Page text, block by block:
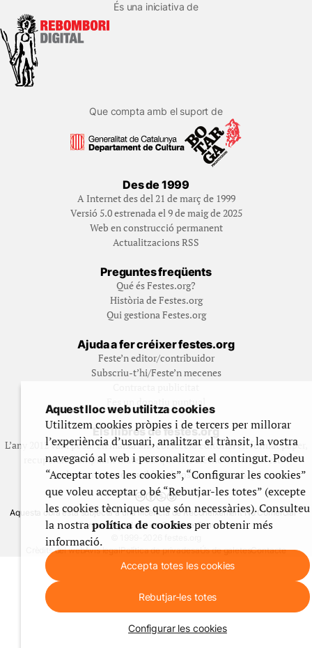
És una iniciativa de
Que compta amb el suport de
Des de 1999
A Internet des del 21 de març de 1999
Versió 5.0 estrenada el 9 de maig de 2025
Web en construcció permanent
Actualitzacions RSS
Preguntes freqüents
Qué és Festes.org?
Història de Festes.org
Qui gestiona Festes.org
Ajuda a fer créixer festes.org
Feste’n editor/contribuidor
Subscriu-t’hi/Feste’n mecenes
Fes un donatiu puntual
Els llibres de festes.org
L’any 2012 vam posar en marxa una col·lecció editorial en format paper,
recuperant i ampliant materials que fins aleshores havien estat
exclusivament accessibles al nostre espai web. [+]
Aquesta obra està subjecta a una llicència de Reconeixement No Comercial -
CompartirIgual 4.0 de Creative Commons
Crèdits del webAvís legalPolítica de privadesaÚs de galetesContacte
Aquest lloc web utilitza cookies
Utilitzem cookies pròpies i de tercers per millorar
l’experiència d’usuari, analitzar el trànsit, la vostra
navegació al web i personalitzar el contingut. Podeu
“Acceptar totes les cookies”, “Configurar les cookies”
que voleu acceptar o bé “Rebutjar-les totes” (excepte
les cookies tècniques que són necessàries). Consulteu
la nostrapolítica de cookiesper obtenir més
informació.
Accepta totes les cookies
Rebutjar-les totes
Configurar les cookies